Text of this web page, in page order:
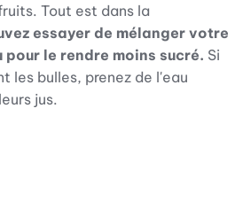
Tout est dans la
essayer de mélanger votre
le rendre moins sucré. Si
les bulles, prenez de l'eau
jus.